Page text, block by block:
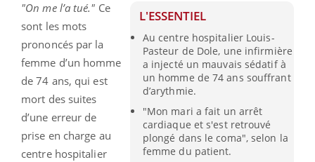
L'ESSENTIEL
Au centre hospitalier Louis-
Pasteur de Dole, une infirmière
a injecté un mauvais sédatif à
un homme de 74 ans souffrant
d’arythmie.
"Mon mari a fait un arrêt
cardiaque et s'est retrouvé
plongé dans le coma", selon la
femme du patient.
"On me l’a tué." Ce
sont les mots
prononcés par la
femme d’un homme
de 74 ans, qui est
mort des suites
d’une erreur de
prise en charge au
centre hospitalier